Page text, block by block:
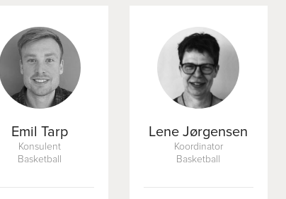
Emil Tarp
Konsulent
Basketball
Lene Jørgensen
Koordinator
Basketball